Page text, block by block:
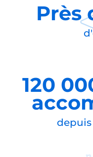
Près
120